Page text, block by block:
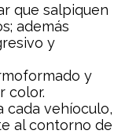
que salpiquen
además
y
y
color.
cada vehíoculo,
al contorno de